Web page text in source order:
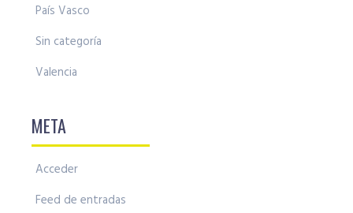
País Vasco
Sin categoría
Valencia
META
Acceder
Feed de entradas